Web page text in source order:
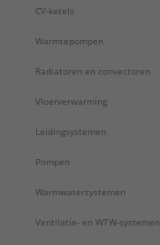
CV-ketels
Warmtepompen
Radiatoren en convectoren
Vloerverwarming
Leidingsystemen
Pompen
Warmwatersystemen
Ventilatie- en WTW-systemen